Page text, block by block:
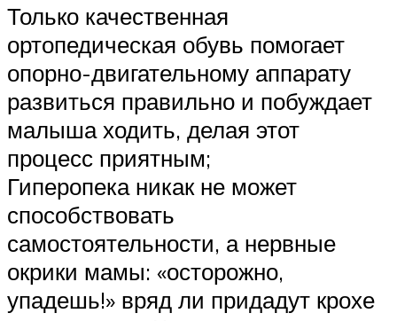
Только качественная
ортопедическая обувь помогает
опорно-двигательному аппарату
развиться правильно и побуждает
малыша ходить, делая этот
процесс приятным;
Гиперопека никак не может
способствовать
самостоятельности, а нервные
окрики мамы: «осторожно,
упадешь!» вряд ли придадут крохе